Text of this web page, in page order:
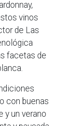
vinos
de Las
facetas de
con buenas
y un verano